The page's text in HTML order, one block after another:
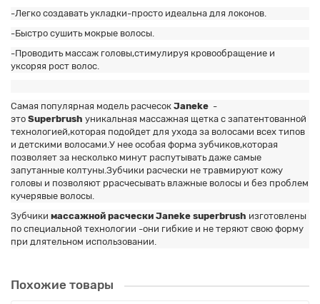
-Легко создавать укладки-просто идеальна для локонов.
-Быстро сушить мокрые волосы.
-Проводить массаж головы,стимулируя кровообращение и
уксоряя рост волос.
Самая популярная модель расчесок Janeke -
это Superbrush уникальная массажная щетка с запатентованной
технологией,которая подойдет для ухода за волосами всех типов
и детскими волосами.У нее особая форма зубчиков,которая
позволяет за несколько минут распутывать даже самые
запутанные колтуны.Зубчики расчески не травмируют кожу
головы и позволяют ррасчесывать влажные волосы и без проблем
кучерявые волосы.
Зубчики массажной расчески Janeke superbrush изготовлены
по специальной технологии -они гибкие и не теряют свою форму
при длятельном использовании.
Похожие товары